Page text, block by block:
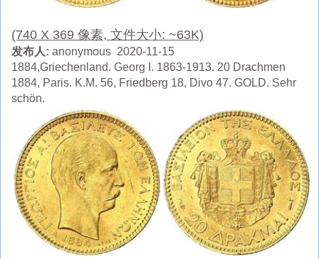
(740 X 369 像素, 文件大小: ~63K)
发布人: anonymous 2020-11-15
1884,Griechenland. Georg I. 1863-1913. 20 Drachmen
1884, Paris. K.M. 56, Friedberg 18, Divo 47. GOLD. Sehr
schön.